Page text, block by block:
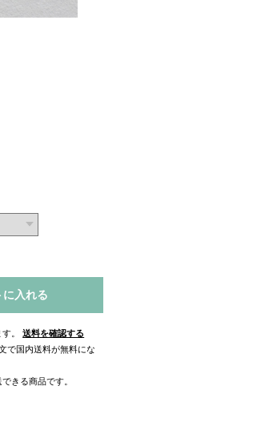
に入れる
。
送料を確認する
で国内送料が無料にな
きる商品です。